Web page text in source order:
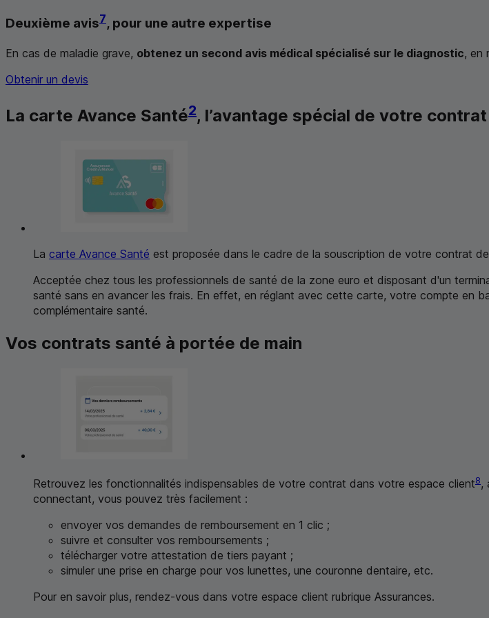
Deuxième avis7, pour une autre expertise
En cas de maladie grave, obtenez un second avis médical spécialisé sur le diagnostic, en
Obtenir un devis
La carte Avance Santé2, l’avantage spécial de votre
La carte Avance Santé est proposée dans le cadre de la souscription de votre contrat
Acceptée chez tous les professionnels de santé de la zone euro et disposant d'un
santé sans en avancer les frais. En effet, en réglant avec cette carte, votre compte en
complémentaire santé.
Vos contrats santé à portée de main
Retrouvez les fonctionnalités indispensables de votre contrat dans votre espace client8,
connectant, vous pouvez très facilement :
envoyer vos demandes de remboursement en 1 clic ;
suivre et consulter vos remboursements ;
télécharger votre attestation de tiers payant ;
simuler une prise en charge pour vos lunettes, une couronne dentaire, etc.
Pour en savoir plus, rendez-vous dans votre espace client rubrique Assurances.